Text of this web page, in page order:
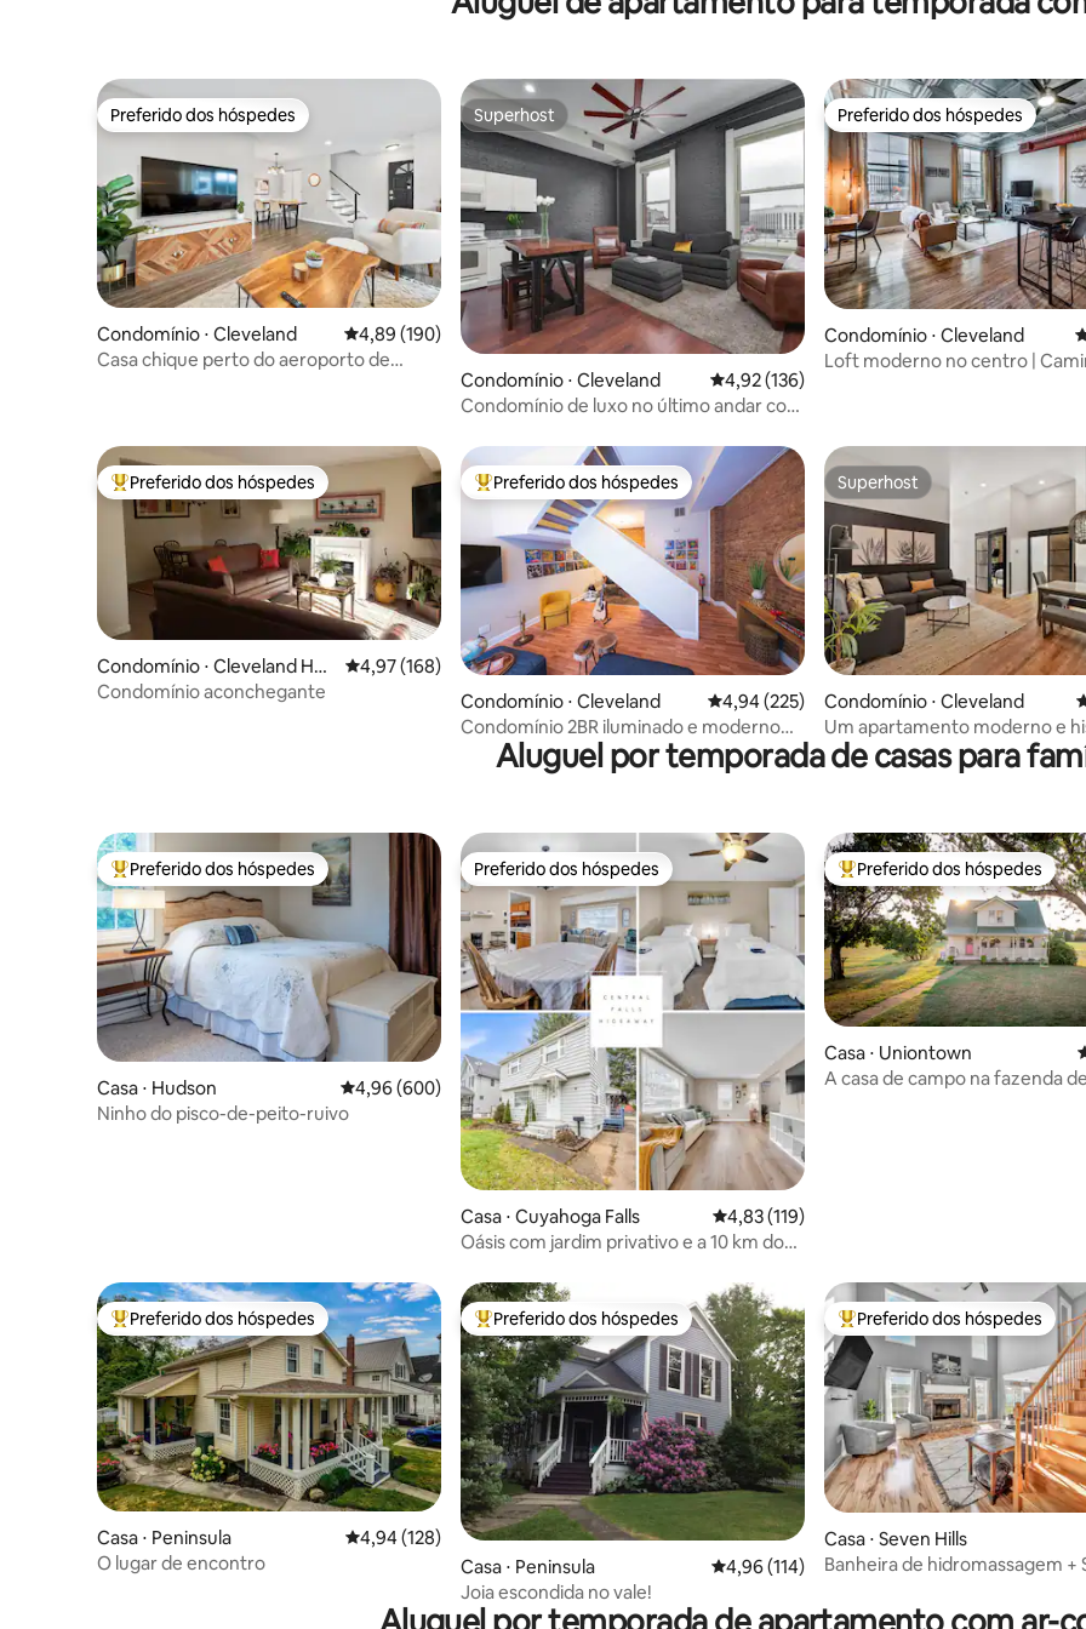
Preferido dos hóspedes
Preferido dos hóspedes
Condomínio ⋅ Cleveland 4,89 de uma avaliação média de 5, 190 avaliações
4,89 (190)
Casa chique perto do aeroporto de
Superhost
Superhost
Condomínio ⋅ Cleveland 4,92 de uma avaliação média de 5, 136
4,92 (136)
Condomínio de luxo no último andar com
Preferido dos hóspedes
Preferido dos hóspedes
Condomínio ⋅ Cleveland
Loft moderno no centro |
Entre os melhores preferidos dos hóspedes
Preferido dos hóspedes
Condomínio ⋅ Cleveland Hei
ghts
4,97 de uma avaliação média de 5, 168 avaliações
4,97 (168)
Condomínio aconchegante
Entre os melhores preferidos dos hóspedes
Preferido dos hóspedes
Condomínio ⋅ Cleveland 4,94 de uma avaliação média de 5, 225
4,94 (225)
Condomínio 2BR iluminado e moderno
no coração de Ohio City
Superhost
Superhost
Condomínio ⋅ Cleveland
Um apartamento moderno e
em Cleveland 106-1
Aluguel por temporada de casas para
Entre os melhores preferidos dos hóspedes
Preferido dos hóspedes
Casa ⋅ Hudson 4,96 de uma avaliação média de 5, 600 avaliações
4,96 (600)
Ninho do pisco-de-peito-ruivo
Preferido dos hóspedes
Preferido dos hóspedes
Casa ⋅ Cuyahoga Falls 4,83 de uma avaliação média de 5, 119
4,83 (119)
Oásis com jardim privativo e a 10 km do
Entre os melhores preferidos
Preferido dos hóspedes
Casa ⋅ Uniontown
A casa de campo na fazenda
Entre os melhores preferidos dos hóspedes
Preferido dos hóspedes
Casa ⋅ Peninsula 4,94 de uma avaliação média de 5, 128 avaliações
4,94 (128)
O lugar de encontro
Entre os melhores preferidos dos hóspedes
Preferido dos hóspedes
Casa ⋅ Peninsula 4,96 de uma avaliação média de 5, 114
4,96 (114)
Joia escondida no vale!
Entre os melhores preferidos
Preferido dos hóspedes
Casa ⋅ Seven Hills
Banheira de hidromassagem +
de estimação permitidos +